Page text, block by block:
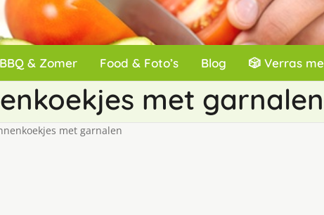
BBQ & Zomer Food & Foto’s Blog 🎲 Verras me
met garnalen
met garnalen